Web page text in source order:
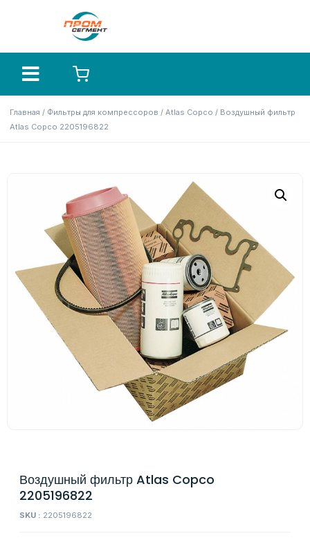
Главная / Фильтры для компрессоров / Atlas Copco / Воздушный фильтр
Atlas Copco 2205196822
Воздушный фильтр Atlas Copco
2205196822
SKU : 2205196822